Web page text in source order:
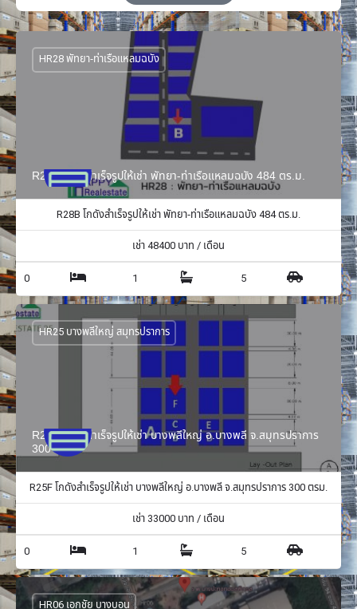
R28B โกดังสำเร็จรูปให้เช่า พัทยา-ท่าเรือแหลมฉบัง 484 ตร.ม.
HR28 พัทยา-ท่าเรือแหลมฉบัง
R28B โกดังสำเร็จรูปให้เช่า พัทยา-ท่าเรือแหลมฉบัง 484 ตร.ม.
เช่า48400 บาท / เดือน
0 1 5
R25F โกดังสำเร็จรูปให้เช่า บางพลีใหญ่ อ.บางพลี จ.สมุทรปราการ
300 ตรม.
HR25 บางพลีใหญ่ สมุทรปราการ
R25F โกดังสำเร็จรูปให้เช่า บางพลีใหญ่ อ.บางพลี จ.สมุทรปราการ 300 ตรม.
เช่า 33000 บาท / เดือน
0 1 5
HR06 เอกชัย บางบอน